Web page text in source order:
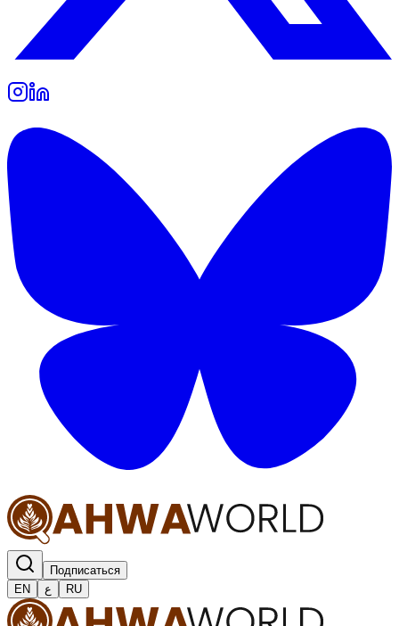
Подписаться
EN
ع RU